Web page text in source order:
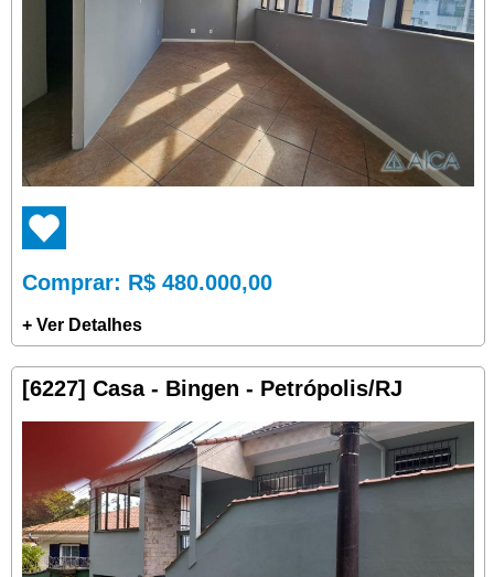
Comprar: R$ 480.000,00
+ Ver Detalhes
[6227] Casa - Bingen - Petrópolis/RJ